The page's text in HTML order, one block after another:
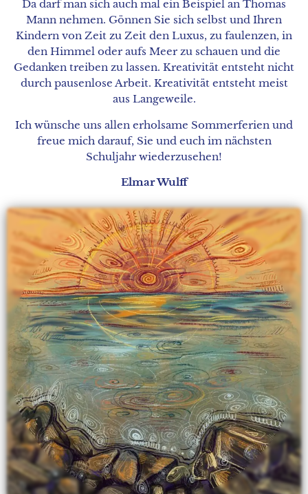
Da darf man sich auch mal ein Beispiel an Thomas
Mann nehmen. Gönnen Sie sich selbst und Ihren
Kindern von Zeit zu Zeit den Luxus, zu faulenzen, in
den Himmel oder aufs Meer zu schauen und die
Gedanken treiben zu lassen. Kreativität entsteht nicht
durch pausenlose Arbeit. Kreativität entsteht meist
aus Langeweile.
Ich wünsche uns allen erholsame Sommerferien und
freue mich darauf, Sie und euch im nächsten
Schuljahr wiederzusehen!
Elmar Wulff